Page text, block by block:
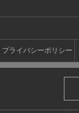
プライバシーポリシー